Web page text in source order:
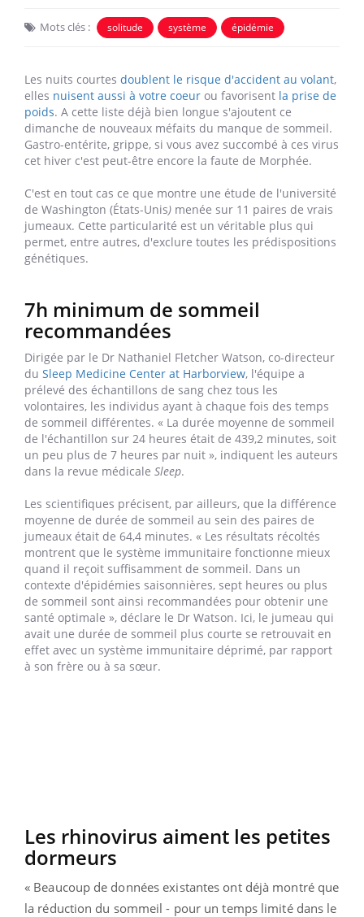
Mots clés : solitude système épidémie
Les nuits courtes doublent le risque d'accident au volant,
elles nuisent aussi à votre coeur ou favorisent la prise de
poids. A cette liste déjà bien longue s'ajoutent ce
dimanche de nouveaux méfaits du manque de sommeil.
Gastro-entérite, grippe, si vous avez succombé à ces virus
cet hiver c'est peut-être encore la faute de Morphée.
C'est en tout cas ce que montre une étude de l'université
de Washington (États-Unis) menée sur 11 paires de vrais
jumeaux. Cette particularité est un véritable plus qui
permet, entre autres, d'exclure toutes les prédispositions
génétiques.
7h minimum de sommeil
recommandées
Dirigée par le Dr Nathaniel Fletcher Watson, co-directeur
du Sleep Medicine Center at Harborview, l'équipe a
prélevé des échantillons de sang chez tous les
volontaires, les individus ayant à chaque fois des temps
de sommeil différentes. « La durée moyenne de sommeil
de l'échantillon sur 24 heures était de 439,2 minutes, soit
un peu plus de 7 heures par nuit », indiquent les auteurs
dans la revue médicale Sleep.
Les scientifiques précisent, par ailleurs, que la différence
moyenne de durée de sommeil au sein des paires de
jumeaux était de 64,4 minutes. « Les résultats récoltés
montrent que le système immunitaire fonctionne mieux
quand il reçoit suffisamment de sommeil. Dans un
contexte d'épidémies saisonnières, sept heures ou plus
de sommeil sont ainsi recommandées pour obtenir une
santé optimale », déclare le Dr Watson. Ici, le jumeau qui
avait une durée de sommeil plus courte se retrouvait en
effet avec un système immunitaire déprimé, par rapport
à son frère ou à sa sœur.
Les rhinovirus aiment les petites
dormeurs
« Beaucoup de données existantes ont déjà montré que
la réduction du sommeil - pour un temps limité dans le